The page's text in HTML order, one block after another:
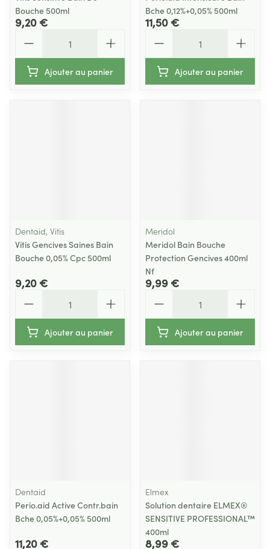
Bouche 500ml
9,20 €
Ajouter au panier
Bche 0,12%+0,05% 500ml
11,50 €
Ajouter au panier
Dentaid, Vitis
Vitis Gencives Saines Bain
Bouche 0,05% Cpc 500ml
9,20 €
Ajouter au panier
Meridol
Meridol Bain Bouche
Protection Gencives 400ml
Nf
9,99 €
Ajouter au panier
Dentaid
Perio.aid Active Contr.bain
Bche 0,05%+0,05% 500ml
11,20 €
Elmex
Solution dentaire ELMEX®
SENSITIVE PROFESSIONAL™
400ml
8,99 €